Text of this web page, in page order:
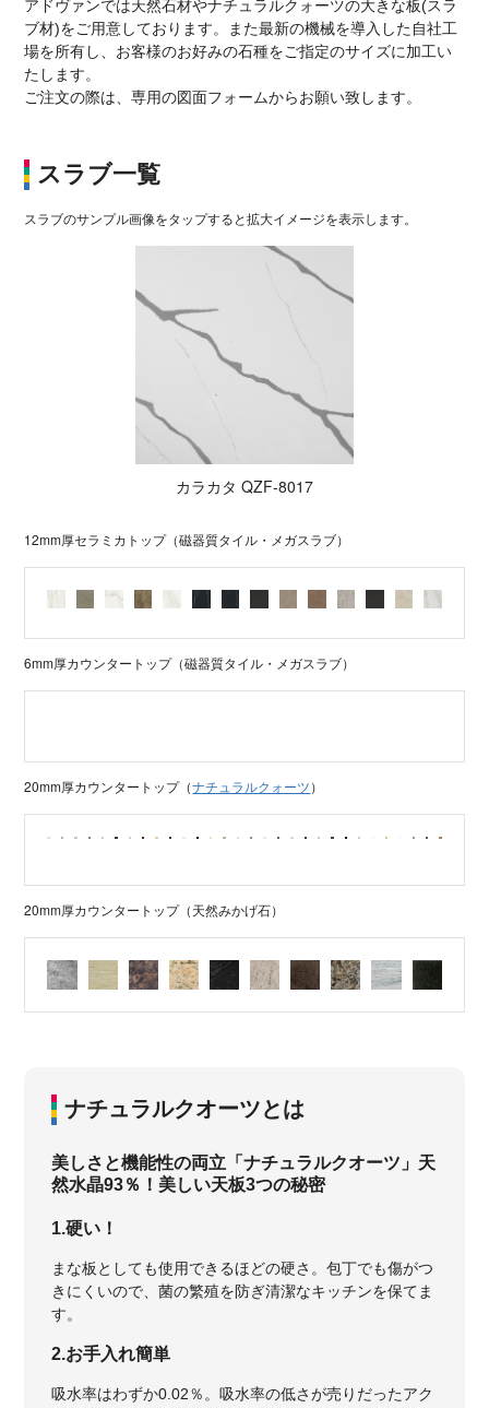
アドヴァンでは天然石材やナチュラルクォーツの大きな板(スラ
ブ材)をご用意しております。また最新の機械を導入した自社工
場を所有し、お客様のお好みの石種をご指定のサイズに加工い
たします。
ご注文の際は、専用の図面フォームからお願い致します。
スラブ一覧
スラブのサンプル画像をタップすると拡大イメージを表示します。
カラカタ QZF-8017
12mm厚セラミカトップ（磁器質タイル・メガスラブ）
6mm厚カウンタートップ（磁器質タイル・メガスラブ）
20mm厚カウンタートップ（ナチュラルクォーツ）
20mm厚カウンタートップ（天然みかげ石）
ナチュラルクオーツとは
美しさと機能性の両立「ナチュラルクオーツ」天
然水晶93％！美しい天板3つの秘密
1.硬い！
まな板としても使用できるほどの硬さ。包丁でも傷がつ
きにくいので、菌の繁殖を防ぎ清潔なキッチンを保てま
す。
2.お手入れ簡単
吸水率はわずか0.02％。吸水率の低さが売りだったアク